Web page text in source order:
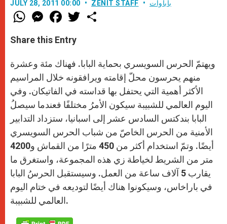
JULY 28, 2011 00:00 ZENIT STAFF باباوات
W
h
t
s
p
p
M
e
s
e
g
e
r
F
a
e
b
o
k
w
r
Share this Entry
ويهتمّ الحرس السويسري بحماية البابا. فهناك مئة وعشرة
منهم يحرسون محلّ إقامته ويرافقونه خلال المراسيم
الأكثر أهمية التي يحتفل بها قداسته في الفاتيكان. وفي
اليوم العالمي للشبيبة سيكون الأمرُ مختلفًا فعندما سيصلُ
البابا بندكتس السادس عشر إلى اسبانيا، ستزداد التدابير
الأمنية من الحرس الخاصّ من شباب الحرس السويسري
أيضًا. وتمّ استخدام أكثر من 450 مترًا من القماش و4200
متر من الشريط لخياطة زي هذه المجموعة، واستغرق ما
يقارب 5 آلاف ساعة من العمل. وسيستقبل الحرسُ البابا
في باراخاس، وسيكونوا هناك أيضًا لتوديعه في ختام اليوم
العالمي للشبيبة.